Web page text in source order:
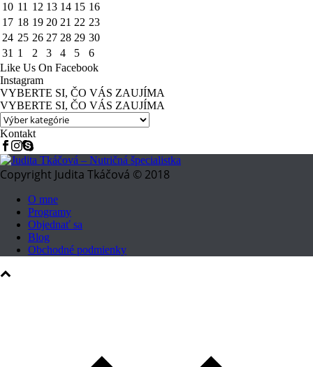
10 11 12 13 14 15 16
17 18 19 20 21 22 23
24 25 26 27 28 29 30
31 1 2 3 4 5
6
Like Us On Facebook
Instagram
VYBERTE SI, ČO VÁS ZAUJÍMA
VYBERTE SI, ČO VÁS ZAUJÍMA
Kontakt
Copyright Judita Tkáčová © 2018
O mne
Programy
Objednať sa
Blog
Obchodné podmienky